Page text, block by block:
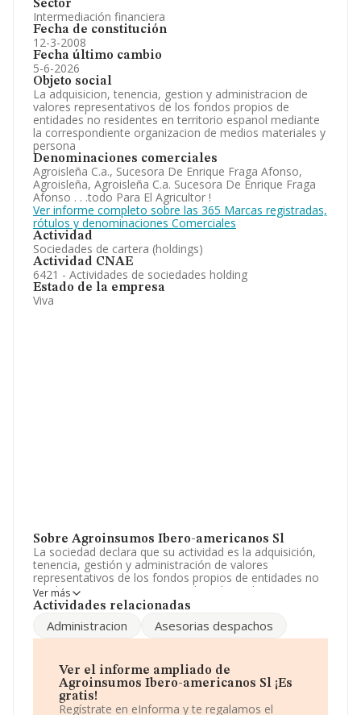
Sector
Intermediación financiera
Fecha de constitución
12-3-2008
Fecha último cambio
5-6-2026
Objeto social
La adquisicion, tenencia, gestion y administracion de
valores representativos de los fondos propios de
entidades no residentes en territorio espanol mediante
la correspondiente organizacion de medios materiales y
persona
Denominaciones comerciales
Agroisleña C.a., Sucesora De Enrique Fraga Afonso,
Agroisleña, Agroisleña C.a. Sucesora De Enrique Fraga
Afonso . . .todo Para El Agricultor !
Ver informe completo sobre las 365 Marcas registradas,
rótulos y denominaciones Comerciales
Actividad
Sociedades de cartera (holdings)
Actividad CNAE
6421 - Actividades de sociedades holding
Estado de la empresa
Viva
Sobre Agroinsumos Ibero-americanos Sl
La sociedad declara que su actividad es la adquisición,
tenencia, gestión y administración de valores
representativos de los fondos propios de entidades no
residentes en territorio español mediante la
correspondiente organización de medios materiales y
Limitada. La actividad de referencia CNAE corresponde
a '%cnae%', cuyo Código es 6421. No realiza actividad
Teniendo en cuenta la información a disposición de
INFORMA, ha contado con un número de empleados
inferior a la media de sector.
Ver más
Actividades relacionadas
Administracion Asesorias despachos
Ver el informe ampliado de
Agroinsumos Ibero-americanos Sl ¡Es
gratis!
Regístrate en eInforma y te regalamos el